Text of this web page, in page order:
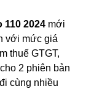
110 2024 mới
với mức giá
thuế GTGT,
2 phiên bản
đi cùng nhiều